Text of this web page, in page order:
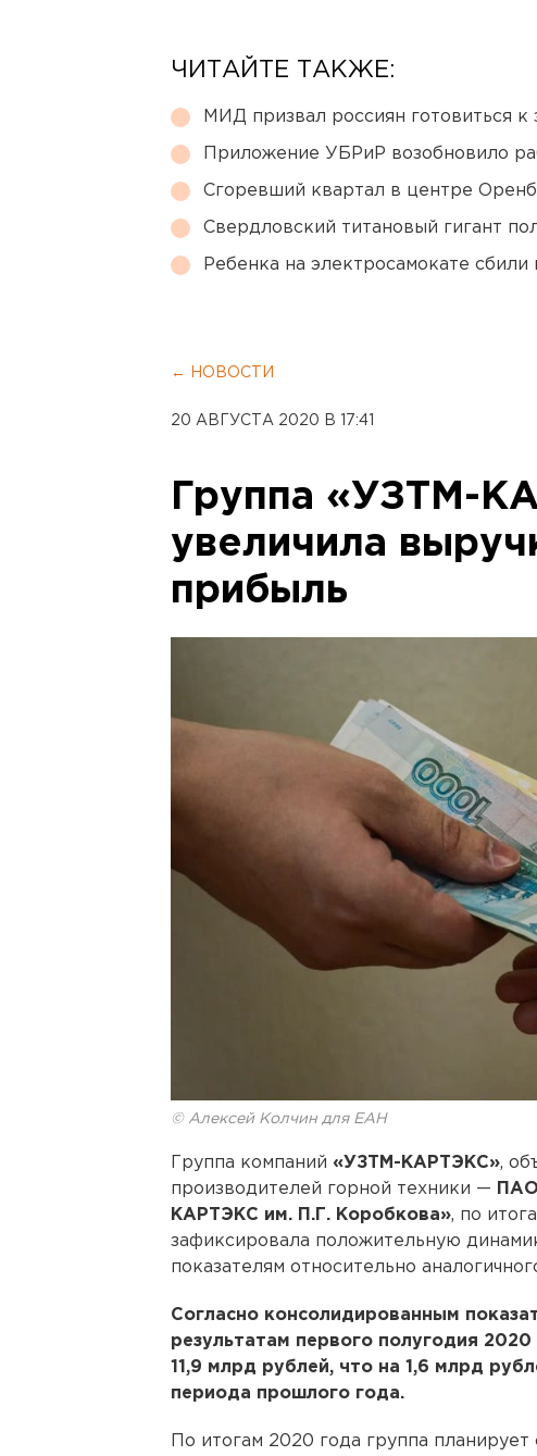
ЧИТАЙТЕ ТАКЖЕ:
МИД призвал россиян готовиться к
Приложение УБРиР возобновило
Сгоревший квартал в центре
Свердловский титановый гигант
Ребенка на электросамокате сбили
← НОВОСТИ
20 АВГУСТА 2020 В 17:41
Группа «УЗТМ-
увеличила
прибыль
© Алексей Колчин для ЕАН
Группа компаний «УЗТМ-КАРТЭКС»,
производителей горной техники —
КАРТЭКС им. П.Г. Коробкова», по
зафиксировала положительную
показателям относительно
Согласно консолидированным
результатам первого полугодия
11,9 млрд рублей, что на 1,6 млрд
периода прошлого года.
По итогам 2020 года группа